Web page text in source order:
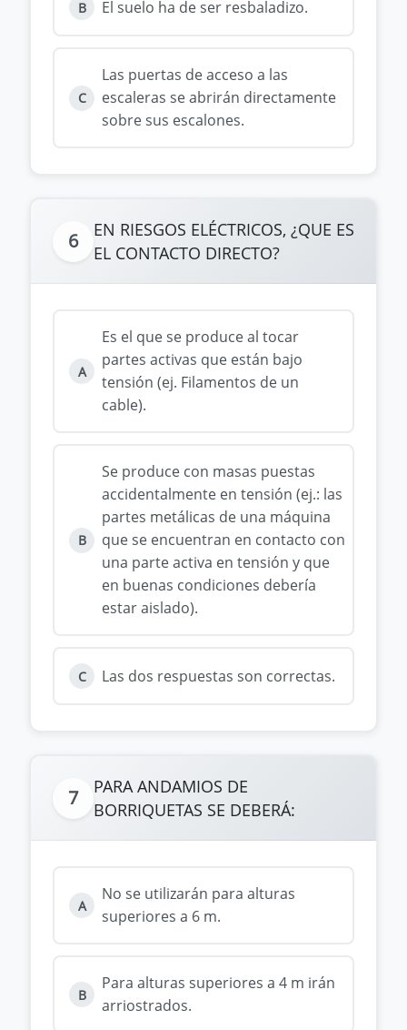
B El suelo ha de ser resbaladizo.
C
Las puertas de acceso a las
escaleras se abrirán directamente
sobre sus escalones.
6
EN RIESGOS ELÉCTRICOS, ¿QUE ES
EL CONTACTO DIRECTO?
A
Es el que se produce al tocar
partes activas que están bajo
tensión (ej. Filamentos de un
cable).
B
Se produce con masas puestas
accidentalmente en tensión (ej.: las
partes metálicas de una máquina
que se encuentran en contacto con
una parte activa en tensión y que
en buenas condiciones debería
estar aislado).
C Las dos respuestas son correctas.
7
PARA ANDAMIOS DE
BORRIQUETAS SE DEBERÁ:
A
No se utilizarán para alturas
superiores a 6 m.
B
Para alturas superiores a 4 m irán
arriostrados.